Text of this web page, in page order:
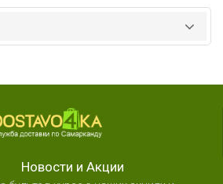
Новости и Акции